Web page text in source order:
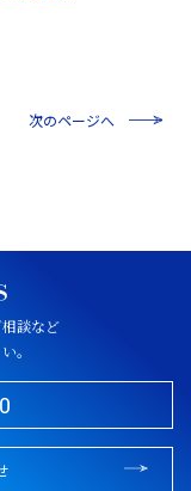
次のページへ
談など
。